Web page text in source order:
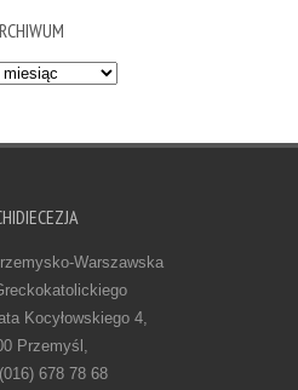
Warszawska
Kocyłowskiego 4,
Przemyśl,
678 78 68